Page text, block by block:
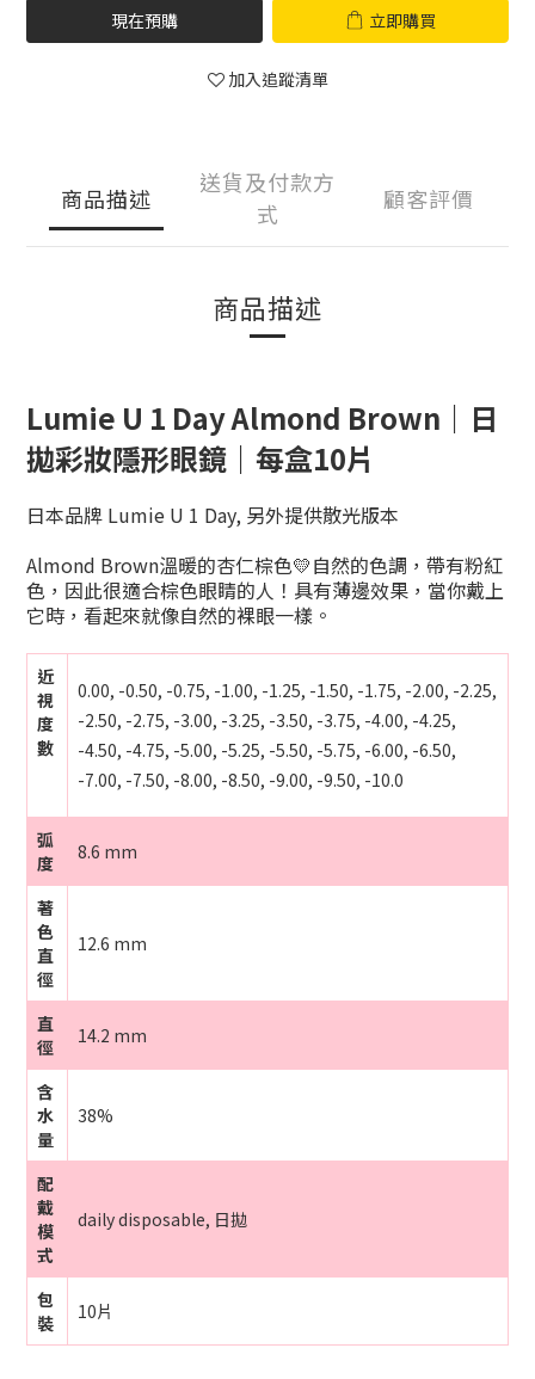
現在預購 立即購買
加入追蹤清單
商品描述
送貨及付款方
式
顧客評價
商品描述
Lumie U 1 Day Almond Brown｜日
拋彩妝隱形眼鏡｜每盒10片
日本品牌 Lumie U 1 Day, 另外提供散光版本
Almond Brown溫暖的杏仁棕色💛自然的色調，帶有粉紅
色，因此很適合棕色眼睛的人！具有薄邊效果，當你戴上
它時，看起來就像自然的裸眼一樣。
近
視
度
數
0.00, -0.50, -0.75, -1.00, -1.25, -1.50, -1.75, -2.00, -2.25,
-2.50, -2.75, -3.00, -3.25, -3.50, -3.75, -4.00, -4.25,
-4.50, -4.75, -5.00, -5.25, -5.50, -5.75, -6.00, -6.50,
-7.00, -7.50, -8.00, -8.50, -9.00, -9.50, -10.0
弧
度
8.6 mm
著
色
直
徑
12.6 mm
直
徑
14.2 mm
含
水
量
38%
配
戴
模
式
daily disposable, 日拋
包
裝
10片